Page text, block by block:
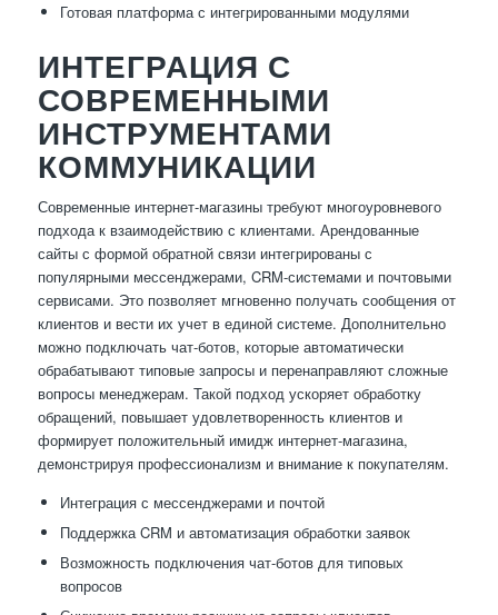
Готовая платформа с интегрированными модулями
ИНТЕГРАЦИЯ С
СОВРЕМЕННЫМИ
ИНСТРУМЕНТАМИ
КОММУНИКАЦИИ
Современные интернет-магазины требуют многоуровневого
подхода к взаимодействию с клиентами. Арендованные
сайты с формой обратной связи интегрированы с
популярными мессенджерами, CRM-системами и почтовыми
сервисами. Это позволяет мгновенно получать сообщения от
клиентов и вести их учет в единой системе. Дополнительно
можно подключать чат-ботов, которые автоматически
обрабатывают типовые запросы и перенаправляют сложные
вопросы менеджерам. Такой подход ускоряет обработку
обращений, повышает удовлетворенность клиентов и
формирует положительный имидж интернет-магазина,
демонстрируя профессионализм и внимание к покупателям.
Интеграция с мессенджерами и почтой
Поддержка CRM и автоматизация обработки заявок
Возможность подключения чат-ботов для типовых
вопросов